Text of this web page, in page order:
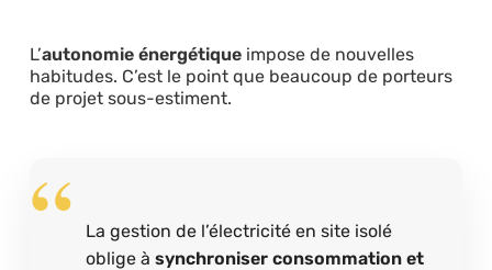
L’autonomie énergétiqueimpose de nouvelles
habitudes. C’est le point que beaucoup de porteurs
de projet sous-estiment.
La gestion de l’électricité en site isolé
oblige àsynchroniser consommation et